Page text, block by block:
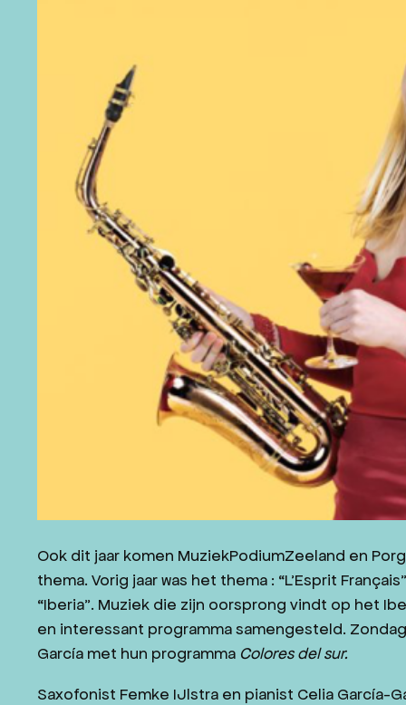
WORD VRIEND
NL DE
Ook dit jaar komen MuziekPodiumZeeland en
thema. Vorig jaar was het thema : “L’Esprit
“Iberia”. Muziek die zijn oorsprong vindt op het
en interessant programma samengesteld.
García met hun programma Colores del sur.
Saxofonist Femke IJlstra en pianist Celia